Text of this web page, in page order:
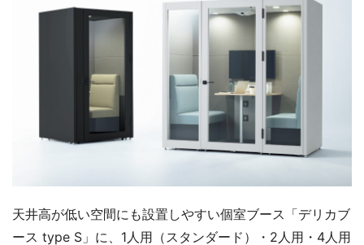
天井高が低い空間にも設置しやすい個室ブース「デリカブ
ース type S」に、1人用（スタンダード）・2人用・4人用